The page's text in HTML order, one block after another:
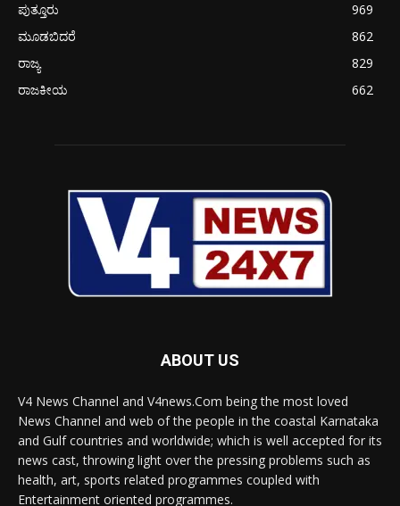
ಪುತ್ತೂರು
969
ಮೂಡಬಿದರೆ
862
ರಾಜ್ಯ
829
ರಾಜಕೀಯ
662
ABOUT US
V4 News Channel and V4news.Com being the most loved
News Channel and web of the people in the coastal Karnataka
and Gulf countries and worldwide; which is well accepted for its
news cast, throwing light over the pressing problems such as
health, art, sports related programmes coupled with
Entertainment oriented programmes.